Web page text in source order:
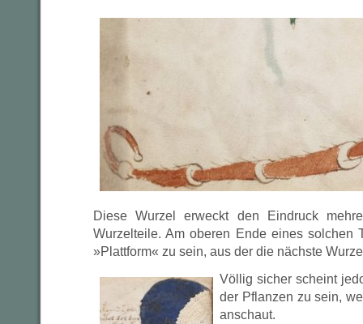
Diese Wurzel erweckt den Eindruck
Wurzelteile. Am oberen Ende eines solchen
»Plattform« zu sein, aus der die nächste
Völlig sicher scheint
der Pflanzen zu sein,
anschaut.